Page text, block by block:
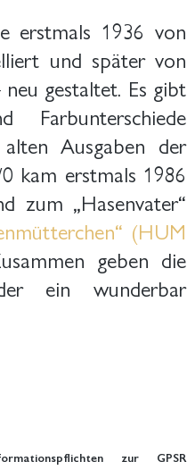
erstmals 1936 von
und später von
gestaltet. Es gibt
Ausgaben der
kam erstmals 1986
zum „Hasenvater“
(HUM
geben die
ein wunderbar
zur GPSR